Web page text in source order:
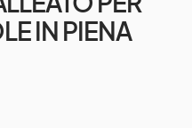
IN PIENA